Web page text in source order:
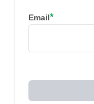
Email*